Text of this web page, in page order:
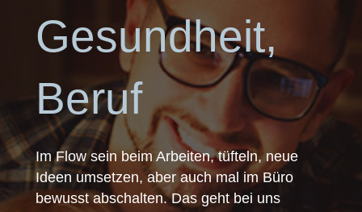
Gesundheit,
Beruf
Im Flow sein beim Arbeiten, tüfteln, neue
Ideen umsetzen, aber auch mal im Büro
bewusst abschalten. Das geht bei uns